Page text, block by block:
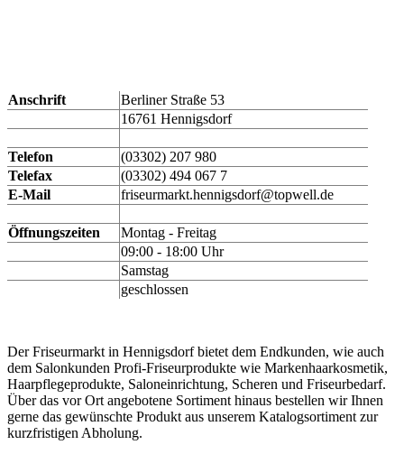
Anschrift
Berliner Straße 53
16761 Hennigsdorf
Telefon
(03302) 207 980
Telefax
(03302) 494 067 7
E-Mail
friseurmarkt.hennigsdorf@topwell.de
Öffnungszeiten
Montag - Freitag
09:00 - 18:00 Uhr
Samstag
geschlossen
Der Friseurmarkt in Hennigsdorf bietet dem Endkunden, wie auch
dem Salonkunden Profi-Friseurprodukte wie Markenhaarkosmetik,
Haarpflegeprodukte, Saloneinrichtung, Scheren und Friseurbedarf.
Über das vor Ort angebotene Sortiment hinaus bestellen wir Ihnen
gerne das gewünschte Produkt aus unserem Katalogsortiment zur
kurzfristigen Abholung.